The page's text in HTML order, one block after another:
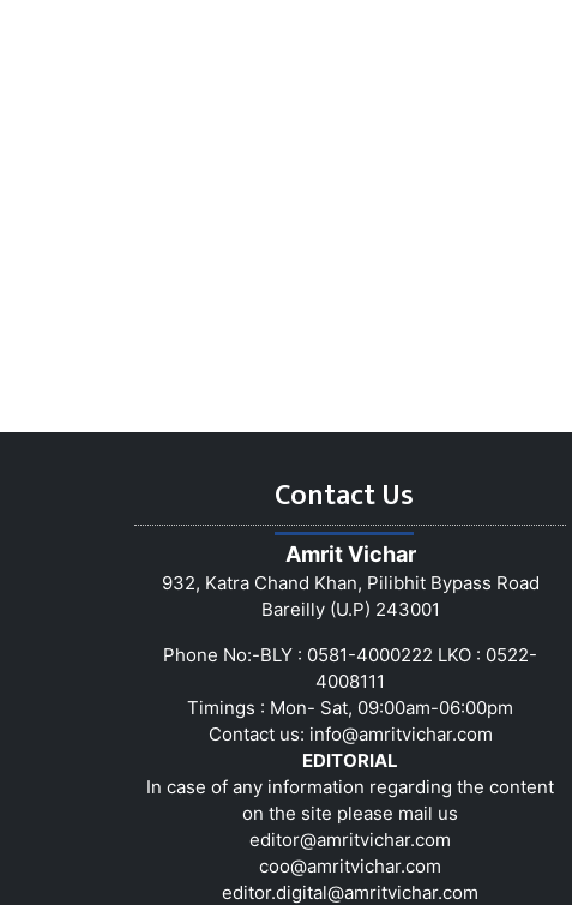
Contact Us
Amrit Vichar
932, Katra Chand Khan, Pilibhit Bypass Road
Bareilly (U.P) 243001
Phone No:-BLY : 0581-4000222 LKO : 0522-
4008111
Timings : Mon- Sat, 09:00am-06:00pm
Contact us: info@amritvichar.com
EDITORIAL
In case of any information regarding the content
on the site please mail us
editor@amritvichar.com
coo@amritvichar.com
editor.digital@amritvichar.com